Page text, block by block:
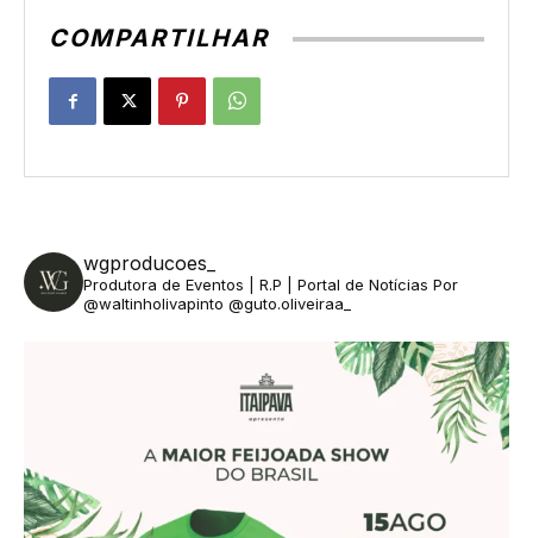
COMPARTILHAR
wgproducoes_
Produtora de Eventos | R.P | Portal de Notícias Por
@waltinholivapinto @guto.oliveiraa_